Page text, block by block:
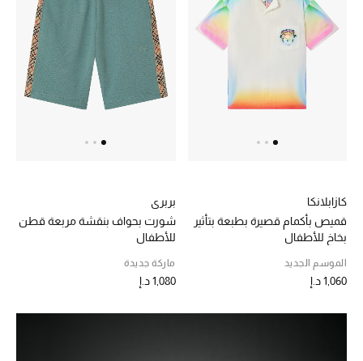
الرجال
خصومات
ما وصلنا حديثاً
حصريًا عبر الإنترنت
كازابلانكا
قميص بأكمام قصيرة بطبعة بتأثير
بخاخ للأطفال
الموسم الجديد
1,060 د.إ
بربري
شورت بحواف بنقشة مربعة قطن
للأطفال
ماركة جديدة
1,080 د.إ